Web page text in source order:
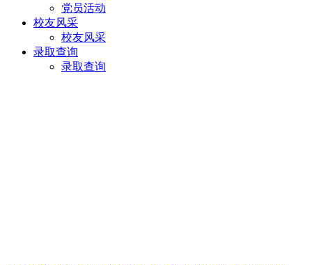
党员活动
校友风采
校友风采
录取查询
录取查询